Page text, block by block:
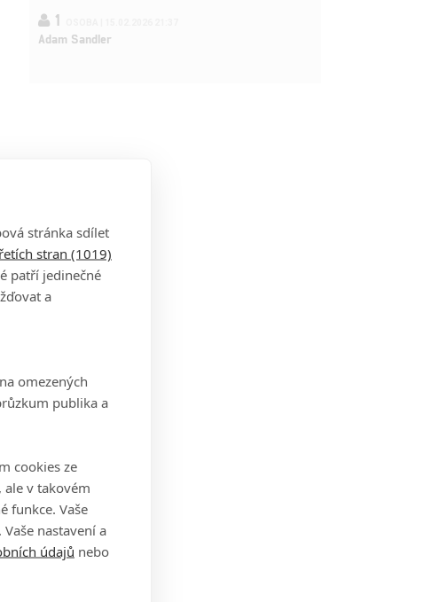
1
Adam Sandler
stránka sdílet
stran (1019)
patří jedinečné
a
omezených
publika a
cookies ze
v takovém
funkce. Vaše
nastavení a
údajů nebo